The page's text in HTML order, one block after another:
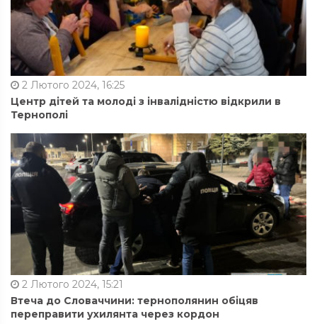
2 Лютого 2024, 16:25
Центр дітей та молоді з інвалідністю відкрили в
Тернополі
2 Лютого 2024, 15:21
Втеча до Словаччини: тернополянин обіцяв
переправити ухилянта через кордон